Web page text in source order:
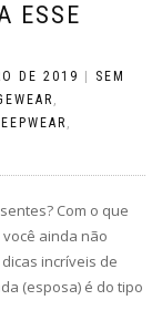
ESSE
DE 2019
SEM
,
,
Com o que
ainda não
incríveis de
(esposa) é do tipo